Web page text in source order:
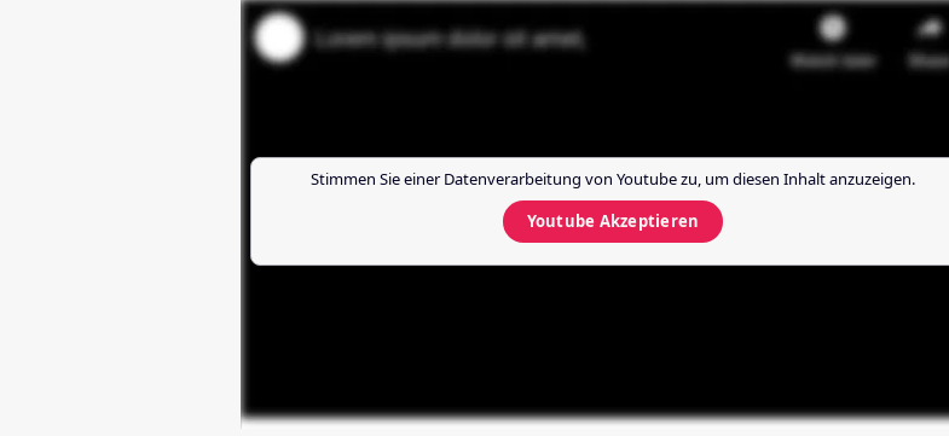
Stimmen Sie einer Datenverarbeitung von Youtubezu, um diesen Inhalt anzuzeigen.
Youtube Akzeptieren